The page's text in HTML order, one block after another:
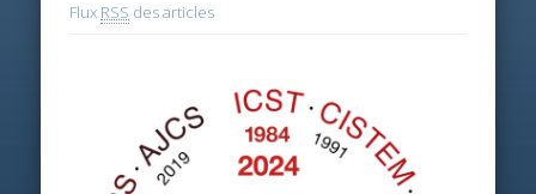
Flux RSS des articles